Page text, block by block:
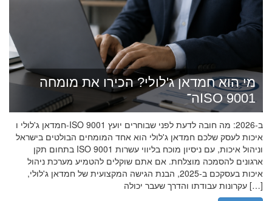
מי הוא חמדאן ג'לולי? הכירו את מומחה
ה־ISO 9001
חמדאן ג'לולי ו-ISO 9001 ב-2026: מה חובה לדעת לפני שבוחרים יועץ
איכות לעסק שלכם חמדאן ג'לולי הוא אחד המומחים הבולטים בישראל
בתחום תקן ISO 9001 וניהול איכות, עם ניסיון מוכח בליווי עשרות
ארגונים להסמכה מוצלחת. אם אתם שוקלים להטמיע מערכת ניהול
איכות בעסקכם ב-2025, הבנת הגישה המקצועית של חמדאן ג'לולי,
עקרונות עבודתו והדרך שעבר יכולה […]